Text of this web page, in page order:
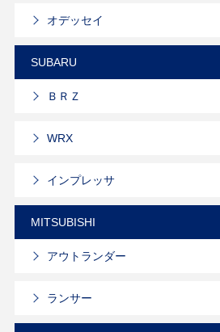
オデッセイ
SUBARU
ＢＲＺ
WRX
インプレッサ
MITSUBISHI
アウトランダー
ランサー